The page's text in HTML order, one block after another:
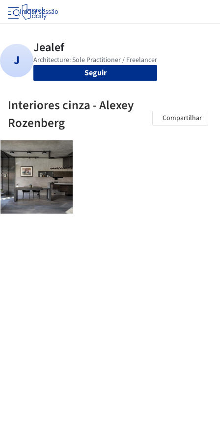
Iniciar sessão
Seguir
Interiores cinza - Alexey
Rozenberg
Compartilhar